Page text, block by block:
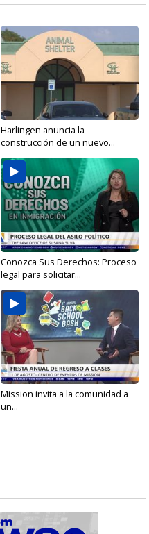
Harlingen anuncia la
construcción de un nuevo...
Conozca Sus Derechos: Proceso
legal para solicitar...
Mission invita a la comunidad a
un...